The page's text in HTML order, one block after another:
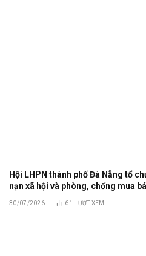
Hội LHPN thành phố Đà Nẵng tổ
nạn xã hội và phòng, chống mua
30/07/2026 61 LƯỢT XEM